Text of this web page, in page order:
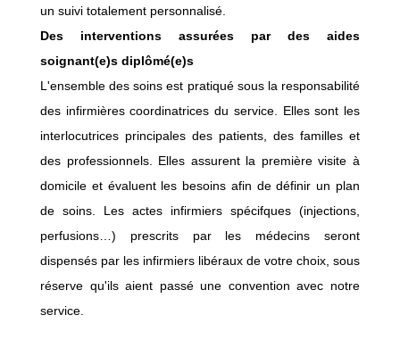
un suivi totalement personnalisé.
Des interventions assurées par des aides
soignant(e)s diplômé(e)s
L'ensemble des soins est pratiqué sous la responsabilité
des infirmières coordinatrices du service. Elles sont les
interlocutrices principales des patients, des familles et
des professionnels. Elles assurent la première visite à
domicile et évaluent les besoins afin de définir un plan
de soins. Les actes infirmiers spécifques (injections,
perfusions…) prescrits par les médecins seront
dispensés par les infirmiers libéraux de votre choix, sous
réserve qu'ils aient passé une convention avec notre
service.